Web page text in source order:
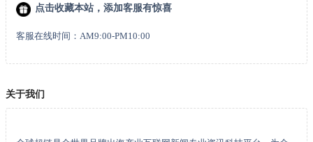
点击收藏本站，添加客服有惊喜
客服在线时间：AM9:00-PM10:00
关于我们